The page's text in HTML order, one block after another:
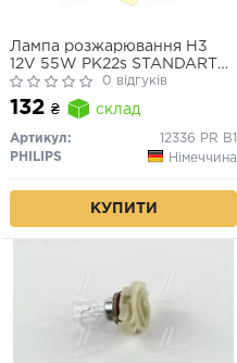
Лампа розжарювання H3
12V 55W PK22s STANDART
(вир-во PHILIPS)
0 відгуків
132 ₴ склад
Артикул:
12336 PR B1
PHILIPS
Німеччина
КУПИТИ